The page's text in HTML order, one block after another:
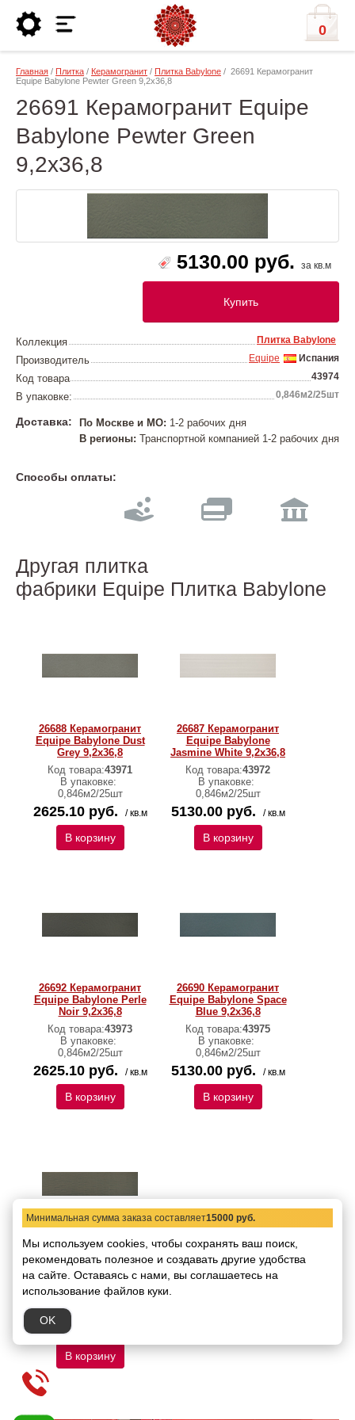
0
Главная / Плитка / Керамогранит / Плитка Babylone / 26691 Керамогранит
Equipe Babylone Pewter Green 9,2х36,8
26691 Керамогранит Equipe
Babylone Pewter Green
9,2х36,8
5130.00 руб. за кв.м
Купить
Коллекция Плитка Babylone
Производитель Испания
Equipe
Код товара 43974
В упаковке: 0,846м2/25шт
Доставка: По Москве и МО: 1-2 рабочих дня
В регионы: Транспортной компанией 1-2 рабочих дня
Способы оплаты:
Другая плитка
фабрики Equipe Плитка Babylone
26688 Керамогранит
Equipe Babylone Dust
Grey 9,2х36,8
Код товара:43971
В упаковке:
0,846м2/25шт
2625.10 руб. / кв.м
В корзину
26687 Керамогранит
Equipe Babylone
Jasmine White 9,2х36,8
Код товара:43972
В упаковке:
0,846м2/25шт
5130.00 руб. / кв.м
В корзину
26692 Керамогранит
Equipe Babylone Perle
Noir 9,2х36,8
Код товара:43973
В упаковке:
0,846м2/25шт
2625.10 руб. / кв.м
В корзину
26690 Керамогранит
Equipe Babylone Space
Blue 9,2х36,8
Код товара:43975
В упаковке:
0,846м2/25шт
5130.00 руб. / кв.м
В корзину
26689 Керамогранит
Equipe Babylone Terre
Brown 9,2х36,8
Код товара:43976
В упаковке:
0,846м2/25шт
2625.10 руб.
В корзину
Минимальная сумма заказа составляет15000 руб.
Мы используем cookies, чтобы сохранять ваш поиск,
рекомендовать полезное и создавать другие удобства
на сайте. Оставаясь с нами, вы соглашаетесь на
использование файлов куки.
OK